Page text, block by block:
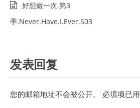
好想做一次.第3
季.Never.Have.I.Ever.S03
发表回复
您的邮箱地址不会被公开。 必填项已用